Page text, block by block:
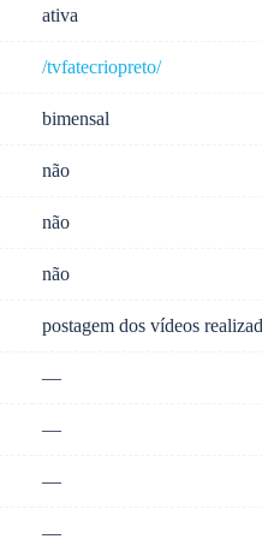
ativa
/tvfatecriopreto/
bimensal
não
não
não
postagem dos vídeos
—
—
—
—